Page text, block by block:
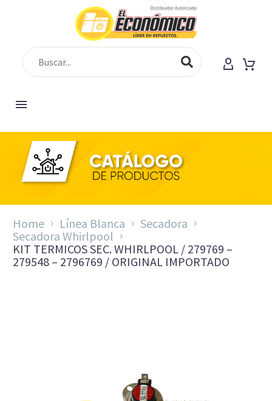
Home Línea Blanca
Secadora
Secadora Whirlpool
KIT TERMICOS SEC. WHIRLPOOL / 279769 –
279548 – 2796769 / ORIGINAL IMPORTADO